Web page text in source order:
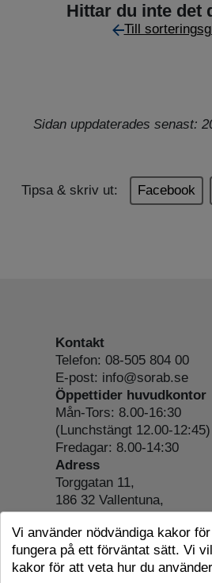
Hittar du inte det
Till
Sidan uppdaterades senast:
Tipsa & skriv ut: Facebook
Kontakt
Telefon: 08-505 804 00
E-post: info@sorab.se
Öppettider huvudkontor
Mån-Tors: 8.00-16:30
(Lunchstängt 12.00-12:45)
Fredagar: 8.00-14:30
Adress
Torggatan 11,
186 32 Vallentuna,
Org.nr: 556197-4022
Om webbplatsen
Cookie-information
Vi använder nödvändiga kakor
fungera på ett förväntat sätt. Vi
kakor för att veta hur du